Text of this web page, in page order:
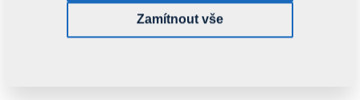
38,4890 kg
Zamítnout vše